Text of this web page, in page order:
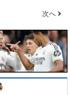
ェロッティは
ちはチュアメ
いるが、改善
だ。今後も努
次へ